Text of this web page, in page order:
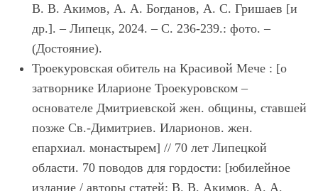
В. В. Акимов, А. А. Богданов, А. С. Гришаев [и
др.]. – Липецк, 2024. – С. 236-239.: фото. –
(Достояние).
Троекуровская обитель на Красивой Мече : [о
затворнике Иларионе Троекуровском –
основателе Дмитриевской жен. общины, ставшей
позже Св.-Димитриев. Иларионов. жен.
епархиал. монастырем] // 70 лет Липецкой
области. 70 поводов для гордости: [юбилейное
издание / авторы статей: В. В. Акимов, А. А.